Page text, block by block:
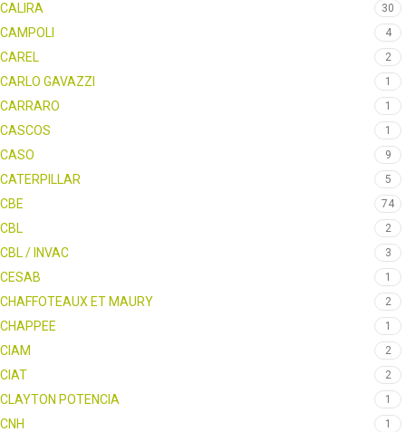
CALIRA 30
CAMPOLI 4
CAREL 2
CARLO GAVAZZI 1
CARRARO 1
CASCOS 1
CASO 9
CATERPILLAR 5
CBE 74
CBL 2
CBL / INVAC 3
CESAB 1
CHAFFOTEAUX ET MAURY 2
CHAPPEE 1
CIAM 2
CIAT 2
CLAYTON POTENCIA 1
CNH 1